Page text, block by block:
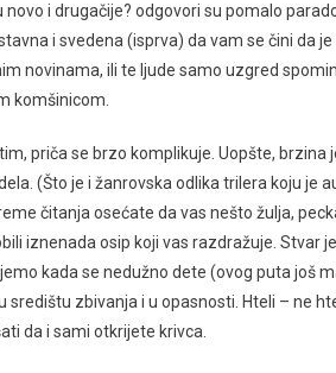
novo i drugačije? odgovori su pomalo
i svedena (isprva) da vam se čini da
novinama, ili te ljude samo uzgred
komšinicom.
priča se brzo komplikuje. Uopšte, brzina
(Što je i žanrovska odlika trilera koju je
čitanja osećate da vas nešto žulja,
iznenada osip koji vas razdražuje. Stvar
kada se nedužno dete (ovog puta još
središtu zbivanja i u opasnosti. Hteli – ne
da i sami otkrijete krivca.